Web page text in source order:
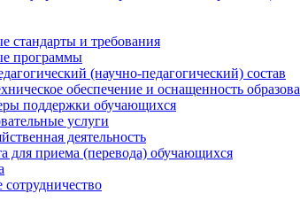
стандарты и требования
программы
(научно-педагогический) состав
обеспечение и оснащенность
поддержки обучающихся
услуги
деятельность
для приема (перевода) обучающихся